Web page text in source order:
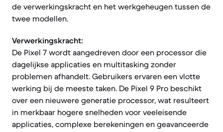
de verwerkingskracht en het werkgeheugen tussen de
twee modellen.
Verwerkingskracht:
De Pixel 7 wordt aangedreven door een processor die
dagelijkse applicaties en multitasking zonder
problemen afhandelt. Gebruikers ervaren een vlotte
werking bij de meeste taken. De Pixel 9 Pro beschikt
over een nieuwere generatie processor, wat resulteert
in merkbaar hogere snelheden voor veeleisende
applicaties, complexe berekeningen en geavanceerde